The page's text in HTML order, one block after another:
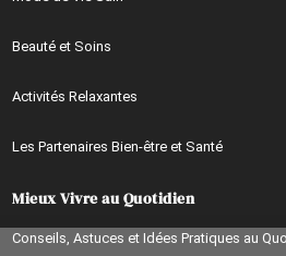
Continuer sans accepter
Beauté et Soins
Activités Relaxantes
Les Partenaires Bien-être et Santé
Mieux Vivre au Quotidien
Conseils, Astuces et Idées Pratiques au